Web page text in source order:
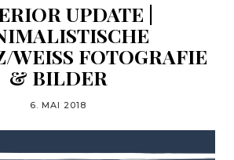
UPDATE |
WEISS FOTOGRAFIE &
BILDER
6. MAI 2018